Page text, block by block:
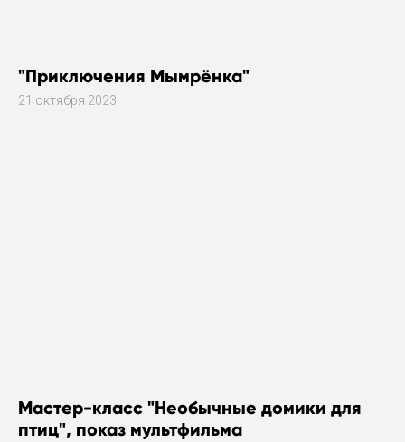
"Приключения Мымрёнка"
21 октября 2023
Мастер-класс "Необычные домики для
птиц", показ мультфильма